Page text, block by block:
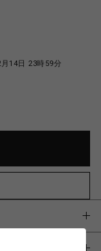
14日 23時59分